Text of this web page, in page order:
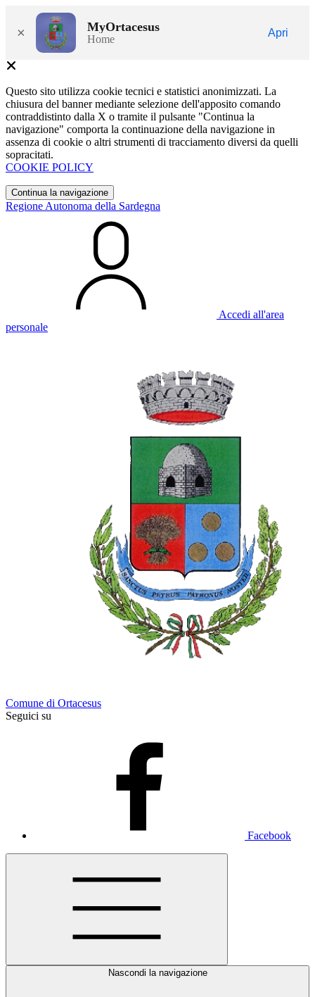
× MyOrtacesus
Home
Apri
Questo sito utilizza cookie tecnici e statistici anonimizzati. La
chiusura del banner mediante selezione dell'apposito comando
contraddistinto dalla X o tramite il pulsante "Continua la
navigazione" comporta la continuazione della navigazione in
assenza di cookie o altri strumenti di tracciamento diversi da quelli
sopracitati.
COOKIE POLICY
Continua la navigazione
Regione Autonoma della Sardegna
Accedi all'area
personale
Comune di Ortacesus
Seguici su
Facebook
Nascondi la navigazione